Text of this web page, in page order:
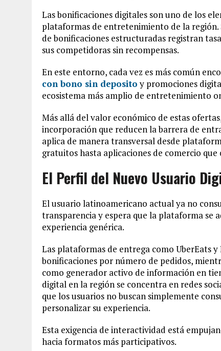
Las bonificaciones digitales son uno de los
plataformas de entretenimiento de la región.
de bonificaciones estructuradas registran
sus competidoras sin recompensas.
En este entorno, cada vez es más común
con bono sin depositoy promociones
ecosistema más amplio de entretenimiento
Más allá del valor económico de estas
incorporación que reducen la barrera de
aplica de manera transversal desde
gratuitos hasta aplicaciones de comercio
El Perfil del Nuevo Usuario
El usuario latinoamericano actual ya no
transparencia y espera que la plataforma se
experiencia genérica.
Las plataformas de entrega como UberEats
bonificaciones por número de pedidos,
como generador activo de información en
digital en la región se concentra en redes
que los usuarios no buscan simplemente
personalizar su experiencia.
Esta exigencia de interactividad está
hacia formatos más participativos.